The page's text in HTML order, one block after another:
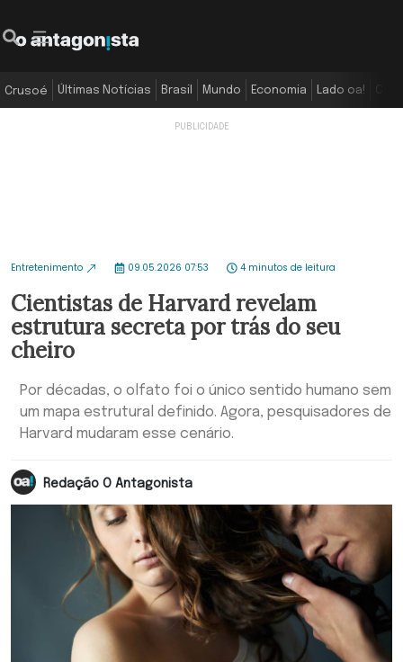
Crusoé Últimas Notícias Brasil Mundo Economia Lado oa!
Entretenimento 09.05.2026 07:53 4 minutos de leitura
Cientistas de Harvard revelam
estrutura secreta por trás do seu
cheiro
Por décadas, o olfato foi o único sentido humano sem
um mapa estrutural definido. Agora, pesquisadores de
Harvard mudaram esse cenário.
Redação O Antagonista